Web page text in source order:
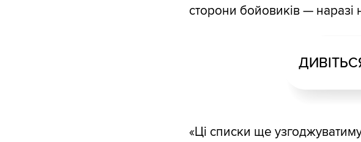
сторони бойовиків — наразі
«Ці списки ще